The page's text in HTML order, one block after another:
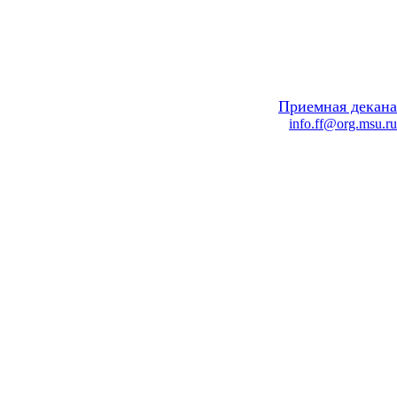
Приемная декана
info.ff@org.msu.ru